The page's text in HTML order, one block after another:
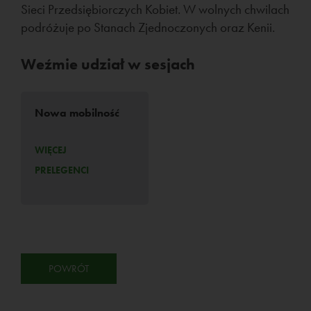
Sieci Przedsiębiorczych Kobiet. W wolnych chwilach
podróżuje po Stanach Zjednoczonych oraz Kenii.
Weźmie udział w sesjach
Nowa mobilność
WIĘCEJ
PRELEGENCI
POWRÓT